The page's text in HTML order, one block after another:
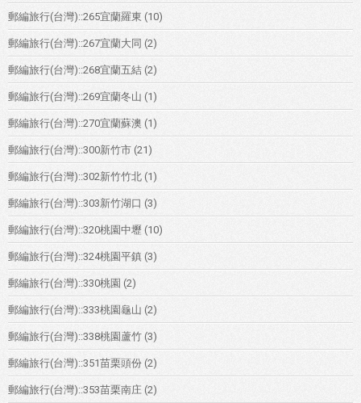
郵編旅行(台灣)::265宜蘭羅東 (10)
郵編旅行(台灣)::267宜蘭大同 (2)
郵編旅行(台灣)::268宜蘭五結 (2)
郵編旅行(台灣)::269宜蘭冬山 (1)
郵編旅行(台灣)::270宜蘭蘇澳 (1)
郵編旅行(台灣)::300新竹市 (21)
郵編旅行(台灣)::302新竹竹北 (1)
郵編旅行(台灣)::303新竹湖口 (3)
郵編旅行(台灣)::320桃園中壢 (10)
郵編旅行(台灣)::324桃園平鎮 (3)
郵編旅行(台灣)::330桃園 (2)
郵編旅行(台灣)::333桃園龜山 (2)
郵編旅行(台灣)::338桃園蘆竹 (3)
郵編旅行(台灣)::351苗栗頭份 (2)
郵編旅行(台灣)::353苗栗南庄 (2)